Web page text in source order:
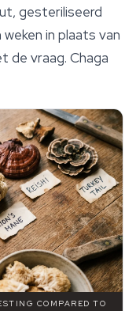
gesteriliseerd
in plaats van
de vraag. Chaga
COMPARED TO